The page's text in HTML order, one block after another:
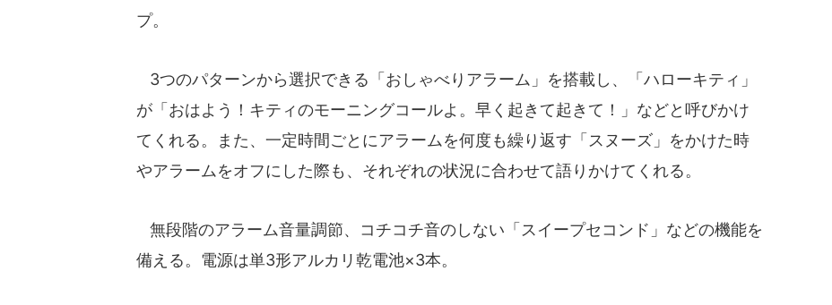
プ。
3つのパターンから選択できる「おしゃべりアラーム」を搭載し、「ハローキティ」
が「おはよう！キティのモーニングコールよ。早く起きて起きて！」などと呼びかけ
てくれる。また、一定時間ごとにアラームを何度も繰り返す「スヌーズ」をかけた時
やアラームをオフにした際も、それぞれの状況に合わせて語りかけてくれる。
無段階のアラーム音量調節、コチコチ音のしない「スイープセコンド」などの機能を
備える。電源は単3形アルカリ乾電池×3本。